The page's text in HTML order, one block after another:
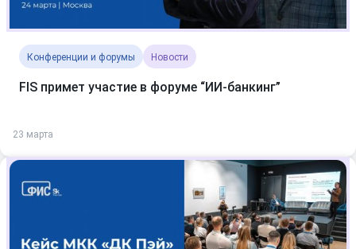
Конференции и форумы Новости
FIS примет участие в форуме “ИИ-банкинг”
23 марта